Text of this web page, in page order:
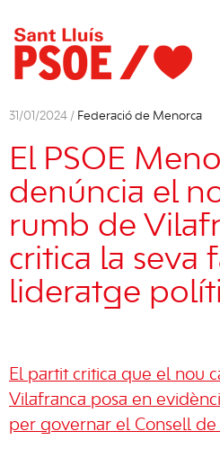
31/01/2024 / Federació de Menorca
El PSOE
denúncia el
rumb de
critica la seva
lideratge
El partit critica que el nou
Vilafranca posa en
per governar el Consell de